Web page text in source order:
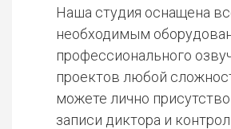
Наша студия оснащена
необходимым
профессионального
проектов любой
можете лично
записи диктора и